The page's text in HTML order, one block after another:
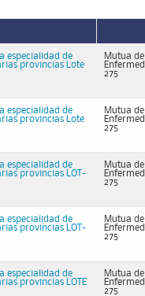
especialidad de
provincias Lote
Mutua
275
especialidad de
provincias Lote
Mutua
275
especialidad de
provincias LOT-
Mutua
275
especialidad de
provincias LOT-
Mutua
275
especialidad de
provincias LOTE
Mutua
275